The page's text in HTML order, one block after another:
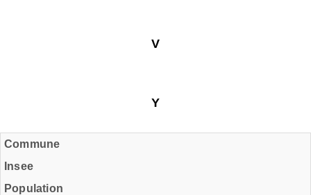
V
Y
Commune
Insee
Population